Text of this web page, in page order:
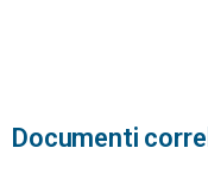
Documenti